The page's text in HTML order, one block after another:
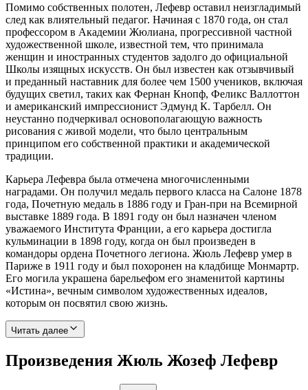
Помимо собственных полотен, Лефевр оставил неизгладимый
след как влиятельный педагог. Начиная с 1870 года, он стал
профессором в Академии Жюлиана, прогрессивной частной
художественной школе, известной тем, что принимала
женщин и иностранных студентов задолго до официальной
Школы изящных искусств. Он был известен как отзывчивый
и преданный наставник для более чем 1500 учеников, включая
будущих светил, таких как Фернан Кнопф, Феликс Валлоттон
и американский импрессионист Эдмунд К. Тарбелл. Он
неустанно подчеркивал основополагающую важность
рисования с живой модели, что было центральным
принципом его собственной практики и академической
традиции.
Карьера Лефевра была отмечена многочисленными
наградами. Он получил медаль первого класса на Салоне 1878
года, Почетную медаль в 1886 году и Гран-при на Всемирной
выставке 1889 года. В 1891 году он был назначен членом
уважаемого Института Франции, а его карьера достигла
кульминации в 1898 году, когда он был произведен в
командоры ордена Почетного легиона. Жюль Лефевр умер в
Париже в 1911 году и был похоронен на кладбище Монмартр.
Его могила украшена барельефом его знаменитой картины
«Истина», вечным символом художественных идеалов,
которым он посвятил свою жизнь.
Читать далее
Произведения Жюль Жозеф Лефевр